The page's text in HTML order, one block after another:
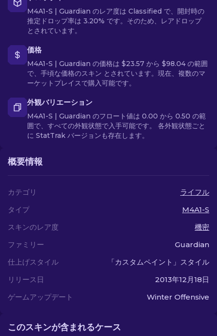
M4A1-S | Guardian のレア度は Classified で、開封時の
推定ドロップ率は 3.20% です。そのため、レアドロップ
とされています。
価格
M4A1-S | Guardian の価格は $23.57 から $98.04 の範囲
で、手頃な価格のスキン とされています。現在、複数のマ
ーケットプレイスで購入可能です。
外観バリエーション
M4A1-S | Guardian のフロート値は 0.00 から 0.50 の範
囲で、すべての外観状態で入手可能です。 各外観状態ごと
に StatTrak バージョンも存在します。
概要情報
カテゴリ
ライフル
タイプ
M4A1-S
スキンのレア度
機密
ファミリー
Guardian
仕上げスタイル
「カスタムペイント」スタイル
リリース日
2013年12月18日
ゲームアップデート
Winter Offensive
このスキンが含まれるケース